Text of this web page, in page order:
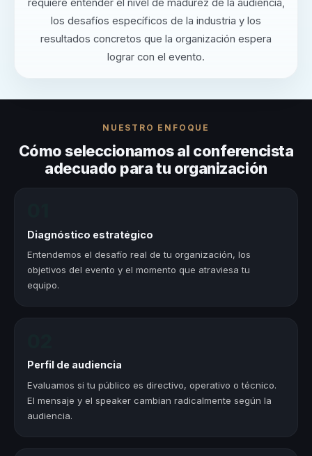
requiere entender el nivel de madurez de la audiencia,
los desafíos específicos de la industria y los
resultados concretos que la organización espera
lograr con el evento.
NUESTRO ENFOQUE
Cómo seleccionamos al conferencista
adecuado para tu organización
Diagnóstico estratégico
Entendemos el desafío real de tu organización, los
objetivos del evento y el momento que atraviesa tu
equipo.
Perfil de audiencia
Evaluamos si tu público es directivo, operativo o técnico.
El mensaje y el speaker cambian radicalmente según la
audiencia.